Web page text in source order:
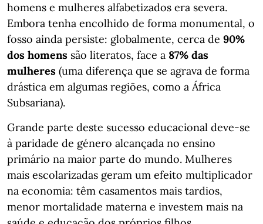
homens e mulheres alfabetizados era severa.
Embora tenha encolhido de forma monumental, o
fosso ainda persiste: globalmente, cerca de 90%
dos homens são literatos, face a 87% das
mulheres (uma diferença que se agrava de forma
drástica em algumas regiões, como a África
Subsariana).
Grande parte deste sucesso educacional deve-se
à paridade de género alcançada no ensino
primário na maior parte do mundo. Mulheres
mais escolarizadas geram um efeito multiplicador
na economia: têm casamentos mais tardios,
menor mortalidade materna e investem mais na